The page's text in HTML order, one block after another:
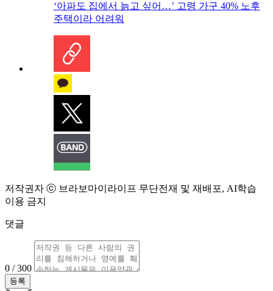
‘아파도 집에서 늙고 싶어…’ 고령 가구 40% 노후
주택이라 어려워
저작권자 ⓒ 브라보마이라이프 무단전재 및 재배포, AI학습
이용 금지
댓글
0 / 300